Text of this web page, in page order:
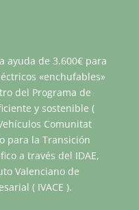
ayuda de 3.600€ para
«enchufables»
del Programa de
y sostenible (
Comunitat
para la Transición
a través del IDAE,
Valenciano de
( IVACE ).